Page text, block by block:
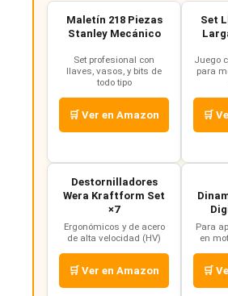
Maletín 218 Piezas
Stanley Mecánico
Set profesional con
llaves, vasos, y bits de
todo tipo
🛒 Ver en Amazon
Set
Juego
para
🛒
Destornilladores
Wera Kraftform Set
×7
Ergonómicos y de acero
de alta velocidad (HV)
🛒 Ver en Amazon
Para
en
🛒